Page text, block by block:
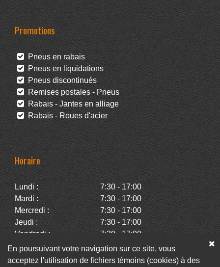
Promotions
Pneus en rabais
Pneus en liquidations
Pneus discontinués
Remises postales - Pneus
Rabais - Jantes en alliage
Rabais - Roues d'acier
Horaire
Lundi :
7:30 - 17:00
Mardi :
7:30 - 17:00
Mercredi :
7:30 - 17:00
Jeudi :
7:30 - 17:00
Vendredi :
7:30 - 17:00
Samedi :
Fermé
Dimanche :
Fermé
En poursuivant votre navigation sur ce site, vous
acceptez l'utilisation de fichiers témoins (cookies) à des